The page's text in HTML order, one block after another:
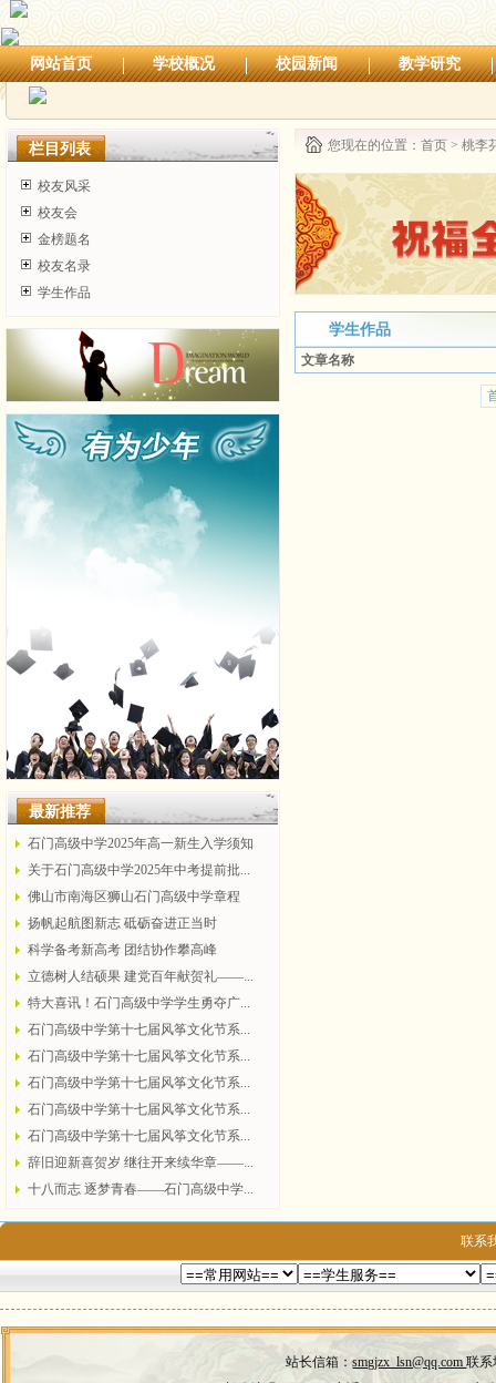
网站首页 学校概况 校园新闻 教学研究
栏目列表
校友风采
校友会
金榜题名
校友名录
学生作品
最新推荐
石门高级中学2025年高一新生入学须知
关于石门高级中学2025年中考提前批...
佛山市南海区狮山石门高级中学章程
扬帆起航图新志 砥砺奋进正当时
科学备考新高考 团结协作攀高峰
立德树人结硕果 建党百年献贺礼——...
特大喜讯！石门高级中学学生勇夺广...
石门高级中学第十七届风筝文化节系...
石门高级中学第十七届风筝文化节系...
石门高级中学第十七届风筝文化节系...
石门高级中学第十七届风筝文化节系...
石门高级中学第十七届风筝文化节系...
辞旧迎新喜贺岁 继往开来续华章——...
十八而志 逐梦青春——石门高级中学...
您现在的位置： 首页 > 桃李
学生作品
文章名称
联系
站长信箱：smgjzx_lsn@qq.com 联系